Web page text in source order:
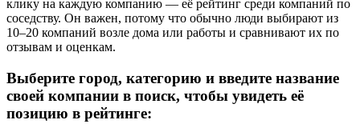
клику на каждую компанию — её рейтинг среди компаний по
соседству. Он важен, потому что обычно люди выбирают из
10–20 компаний возле дома или работы и сравнивают их по
отзывам и оценкам.
Выберите город, категорию и введите название
своей компании в поиск, чтобы увидеть её
позицию в рейтинге: